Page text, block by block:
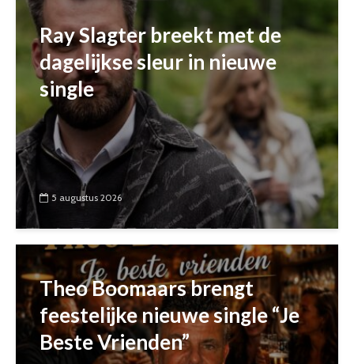
Ray Slagter breekt met de
dagelijkse sleur in nieuwe
single
5 augustus 2026
Theo Boomaars brengt
feestelijke nieuwe single “Je
Beste Vrienden”